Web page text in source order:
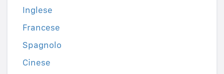
Inglese
Francese
Spagnolo
Cinese